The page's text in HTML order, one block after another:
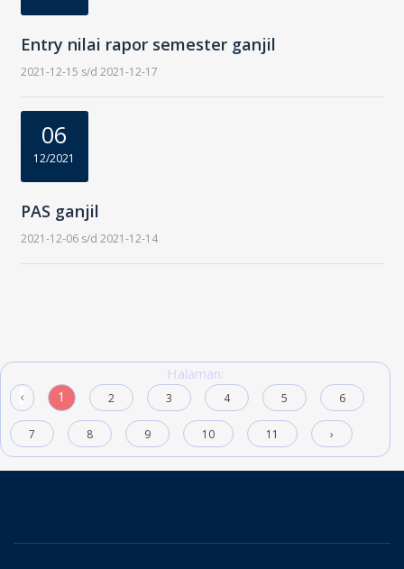
Entry nilai rapor semester ganjil
2021-12-15 s/d 2021-12-17
06
12/2021
PAS ganjil
2021-12-06 s/d 2021-12-14
Halaman:
‹
1 2 3 4 5 6
7 8 9 10 11 ›